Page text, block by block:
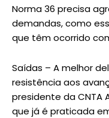
Norma 36 precisa
demandas, como
que têm ocorrido
Saídas – A melhor
resistência aos
presidente da CNTA
que já é praticada